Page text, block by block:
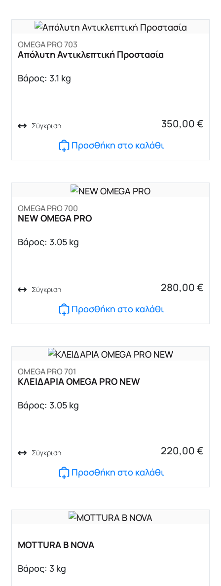
OMEGA PRO 703
Απόλυτη Αντικλεπτική Προστασία
Βάρος: 3.1 kg
Σύγκριση 350,00€
Προσθήκη στο καλάθι
OMEGA PRO 700
NEW OMEGA PRO
Βάρος: 3.05 kg
Σύγκριση 280,00€
Προσθήκη στο καλάθι
OMEGA PRO 701
ΚΛΕΙΔΑΡΙΑ OMEGA PRO NEW
Βάρος: 3.05 kg
Σύγκριση 220,00€
Προσθήκη στο καλάθι
MOTTURA B NOVA
Βάρος: 3 kg